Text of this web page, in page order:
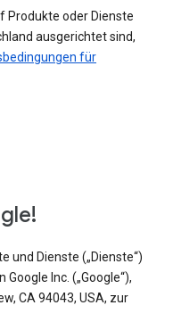
Produkte oder Dienste
ausgerichtet sind,
für
und Dienste („Dienste“)
Inc. („Google“),
CA 94043, USA, zur